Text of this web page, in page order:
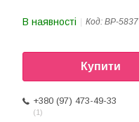
В наявності Код: BP-5837
Купити
+380 (97) 473-49-33
1